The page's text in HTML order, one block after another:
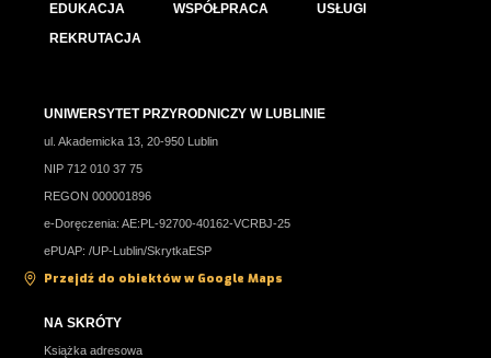
EDUKACJA
WSPÓŁPRACA
USŁUGI
REKRUTACJA
UNIWERSYTET PRZYRODNICZY W LUBLINIE
ul. Akademicka 13, 20-950 Lublin
NIP 712 010 37 75
REGON 000001896
e-Doręczenia: AE:PL-92700-40162-VCRBJ-25
ePUAP: /UP-Lublin/SkrytkaESP
Przejdź do obiektów w Google Maps
NA SKRÓTY
Książka adresowa